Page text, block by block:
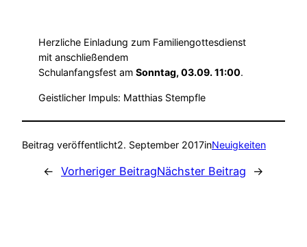
Herzliche Einladung zum Familiengottesdienst
mit anschließendem
Schulanfangsfest am Sonntag, 03.09. 11:00.
Geistlicher Impuls: Matthias Stempfle
Beitrag veröffentlicht2. September 2017inNeuigkeiten
← Vorheriger BeitragNächster Beitrag →